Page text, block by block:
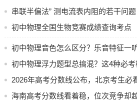
串联半偏法” 测电流表内阻的若干问题
初中物理全国生物竞赛成绩查询考点
初中物理音色怎么区分？乐音特征一
初中物理浮力题型总搞混？这4种必
学就懂
2026年高考分数线公布，北京考生必
分上本科，你过线了吗？
海南高考分数线看着稳，位次竞争却